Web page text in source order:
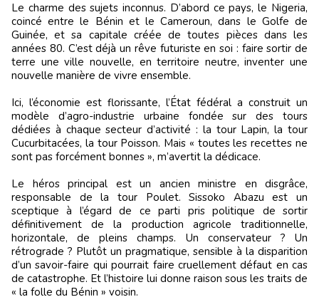
Le charme des sujets inconnus. D’abord ce pays, le Nigeria,
coincé entre le Bénin et le Cameroun, dans le Golfe de
Guinée, et sa capitale créée de toutes pièces dans les
années 80. C’est déjà un rêve futuriste en soi : faire sortir de
terre une ville nouvelle, en territoire neutre, inventer une
nouvelle manière de vivre ensemble.
Ici, l’économie est florissante, l’État fédéral a construit un
modèle d’agro-industrie urbaine fondée sur des tours
dédiées à chaque secteur d’activité : la tour Lapin, la tour
Cucurbitacées, la tour Poisson. Mais « toutes les recettes ne
sont pas forcément bonnes », m’avertit la dédicace.
Le héros principal est un ancien ministre en disgrâce,
responsable de la tour Poulet. Sissoko Abazu est un
sceptique à l’égard de ce parti pris politique de sortir
définitivement de la production agricole traditionnelle,
horizontale, de pleins champs. Un conservateur ? Un
rétrograde ? Plutôt un pragmatique, sensible à la disparition
d’un savoir-faire qui pourrait faire cruellement défaut en cas
de catastrophe. Et l’histoire lui donne raison sous les traits de
« la folle du Bénin » voisin.